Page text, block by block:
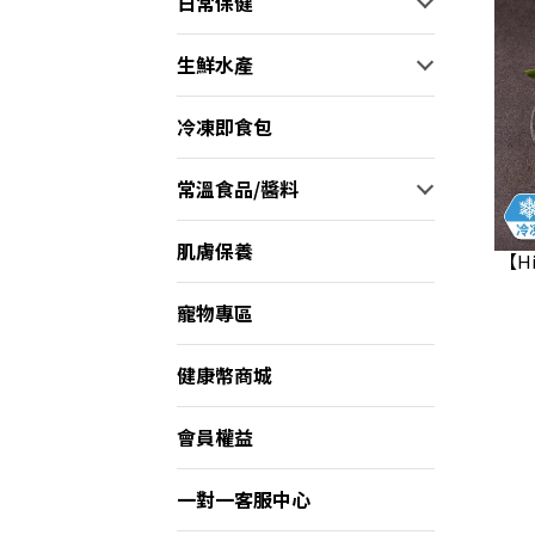
生鮮水產
冷凍即食包
常溫食品/醬料
肌膚保養
寵物專區
健康幣商城
會員權益
一對一客服中心
【